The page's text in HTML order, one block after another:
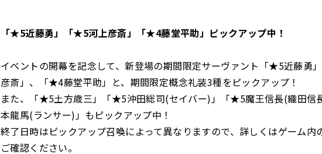
「★5近藤勇」「★5河上彦斎」「★4藤堂平助」ピックアップ中！
イベントの開幕を記念して、新登場の期間限定サーヴァント「★5近藤勇
彦斎」、「★4藤堂平助」と、期間限定概念礼装3種をピックアップ！
また、「★5土方歳三」「★5沖田総司(セイバー)」「★5魔王信長(織田
本龍馬(ランサー)」もピックアップ中！
終了日時はピックアップ召喚によって異なりますので、詳しくはゲーム内
ご確認ください。